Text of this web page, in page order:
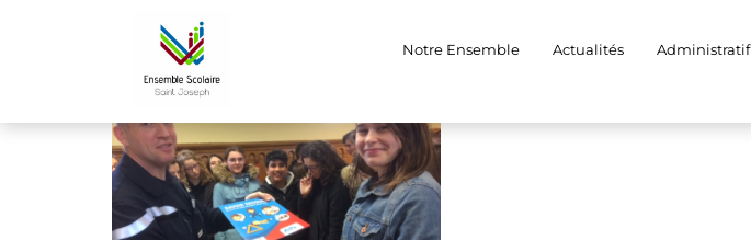
Notre Ensemble Actualités Administratif
psc21